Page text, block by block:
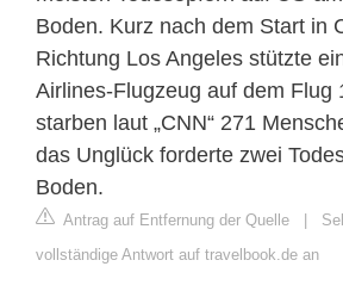
Boden. Kurz nach dem Start in
Richtung Los Angeles stützte
Airlines-Flugzeug auf dem Flug
starben laut „CNN“ 271
das Unglück forderte zwei
Boden.
Antrag auf Entfernung der Quelle |
vollständige Antwort auf travelbook.de an